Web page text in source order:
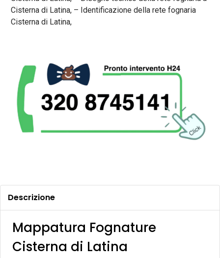
Cisterna di Latina, – Identificazione della rete fognaria
Cisterna di Latina,
Descrizione
Mappatura Fognature
Cisterna di Latina